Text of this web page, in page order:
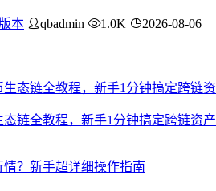
本 qbadmin 1.0K 2026-08-06
链全教程，新手1分钟搞定跨链资产